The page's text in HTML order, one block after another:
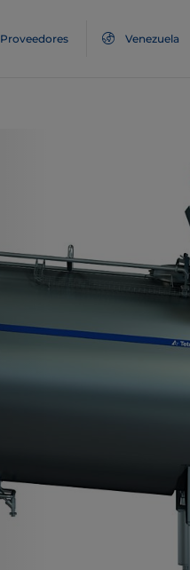
Proveedores Venezuela